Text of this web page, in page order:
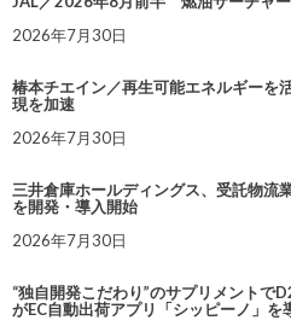
2026年7月30日
椿本チエイン／再生可能エネルギーを
現を加速
2026年7月30日
三井倉庫ホールディングス、受託物流
を開発・導入開始
2026年7月30日
“独自開発こだわり”のサプリメントで
がEC自動出荷アプリ「シッピーノ」を